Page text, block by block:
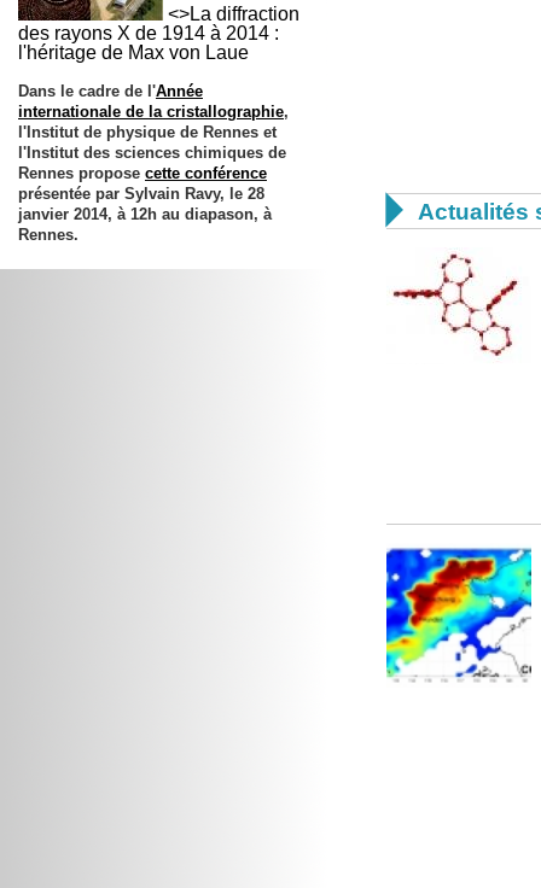
<>La diffraction
des rayons X de 1914 à 2014 :
l'héritage de Max von Laue
Dans le cadre de l'Année
internationale de la cristallographie,
l'Institut de physique de Rennes et
l'Institut des sciences chimiques de
Rennes propose cette conférence
présentée par Sylvain Ravy, le 28
janvier 2014, à 12h au diapason, à
Rennes.
 Actualités